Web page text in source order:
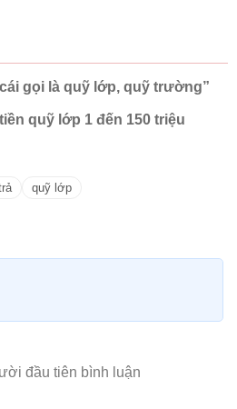
gọi là quỹ lớp, quỹ trường”
quỹ lớp 1 đến 150 triệu
quỹ lớp